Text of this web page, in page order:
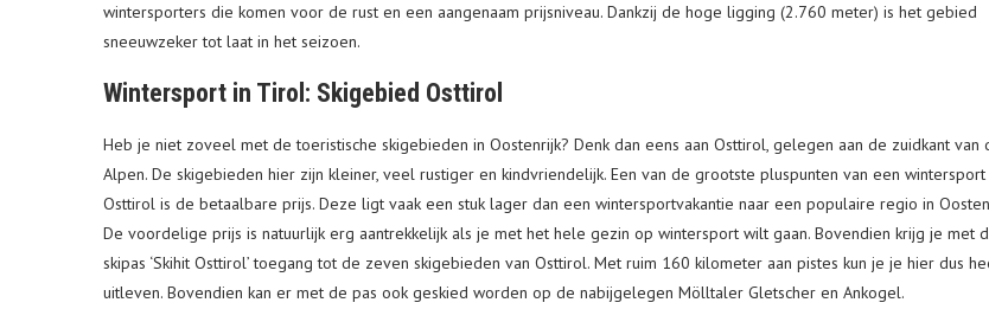
wintersporters die komen voor de rust en een aangenaam prijsniveau. Dankzij de hoge ligging (2.760 meter) is het gebied
sneeuwzeker tot laat in het seizoen.
Wintersport in Tirol: Skigebied Osttirol
Heb je niet zoveel met de toeristische skigebieden in Oostenrijk? Denk dan eens aan Osttirol, gelegen aan de zuidkant van
Alpen. De skigebieden hier zijn kleiner, veel rustiger en kindvriendelijk. Een van de grootste pluspunten van een wintersport
Osttirol is de betaalbare prijs. Deze ligt vaak een stuk lager dan een wintersportvakantie naar een populaire regio in
De voordelige prijs is natuurlijk erg aantrekkelijk als je met het hele gezin op wintersport wilt gaan. Bovendien krijg je met
skipas ‘Skihit Osttirol’ toegang tot de zeven skigebieden van Osttirol. Met ruim 160 kilometer aan pistes kun je je hier dus
uitleven. Bovendien kan er met de pas ook geskied worden op de nabijgelegen Mölltaler Gletscher en Ankogel.